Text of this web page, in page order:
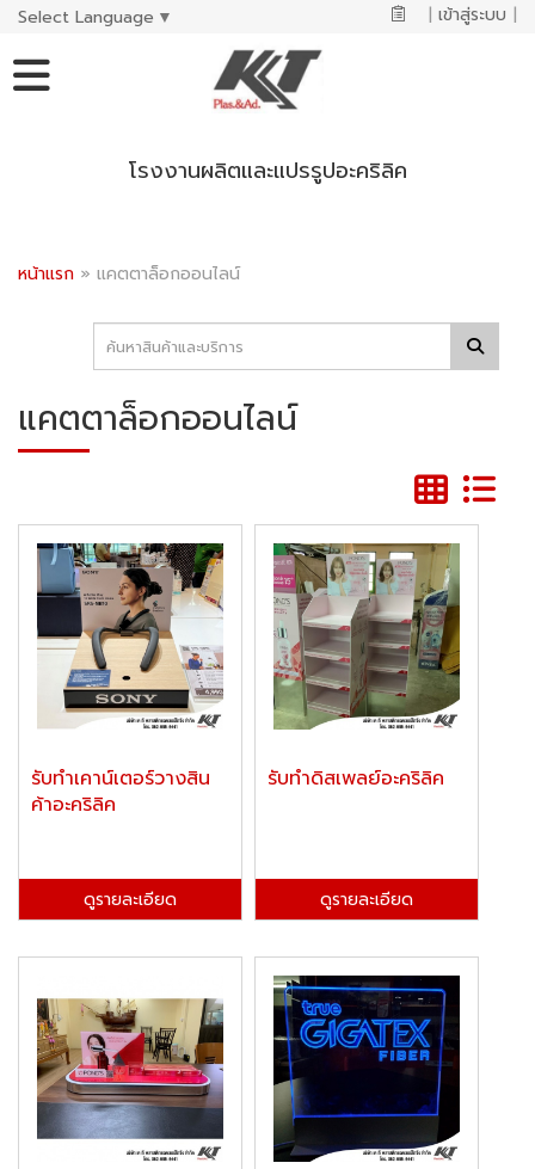
Select Language ▼ | เข้าสู่ระบบ |
โรงงานผลิตและแปรรูปอะคริลิค
หน้าแรก » แคตตาล็อกออนไลน์
แคตตาล็อกออนไลน์
รับทำเคาน์เตอร์วางสิน
ค้าอะคริลิค
ดูรายละเอียด
รับทำดิสเพลย์อะคริลิค
ดูรายละเอียด